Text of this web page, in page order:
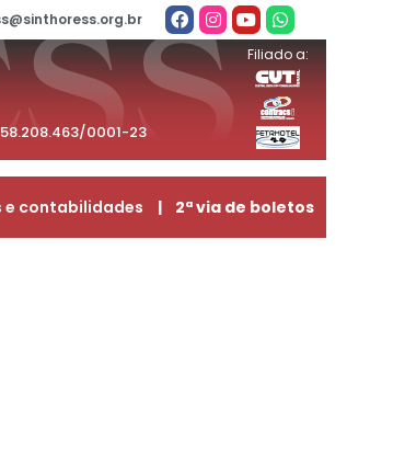
0001-23
Filiado a:
e contabilidades | 2ª via de boletos